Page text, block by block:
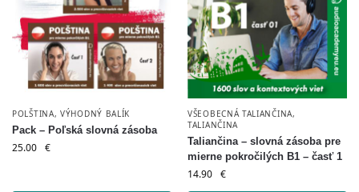
POLŠTINA,VÝHODNÝ BALÍK
Pack – Poľská slovná zásoba
25.00 €
VŠEOBECNÁ TALIANČINA,
TALIANČINA
Taliančina – slovná zásoba pre
mierne pokročilých B1 – časť 1
14.90 €